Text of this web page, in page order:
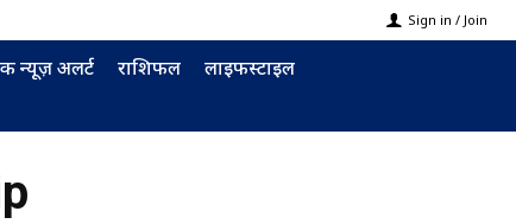
Sign in / Join
न्यूज़ अलर्ट राशिफल लाइफस्टाइल